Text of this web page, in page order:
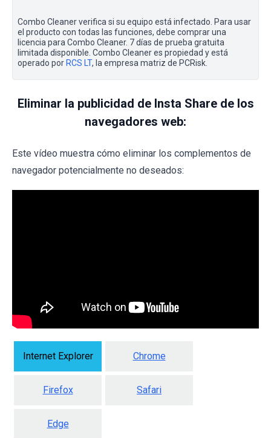
Combo Cleaner verifica si su equipo está infectado. Para usar
el producto con todas las funciones, debe comprar una
licencia para Combo Cleaner. 7 días de prueba gratuita
limitada disponible. Combo Cleaner es propiedad y está
operado porRCS LT, la empresa matriz de PCRisk.
Eliminar la publicidad de Insta Share de los
navegadores web:
Este vídeo muestra cómo eliminar los complementos de
navegador potencialmente no deseados:
Internet Explorer Chrome
Firefox Safari
Edge